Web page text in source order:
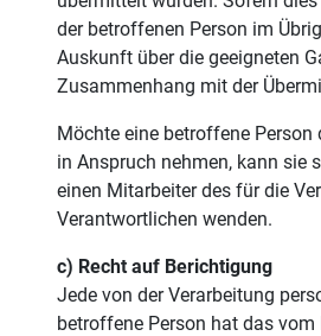
der betroffenen Person im
Auskunft über die geeigneten
Zusammenhang mit der
Möchte eine betroffene
in Anspruch nehmen, kann sie
einen Mitarbeiter des für die
Verantwortlichen wenden.
c) Recht auf Berichtigung
Jede von der Verarbeitung
betroffene Person hat das vom